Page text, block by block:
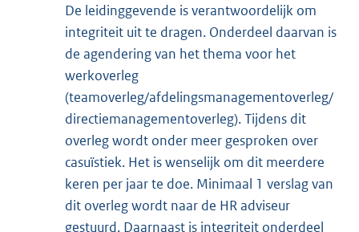
De leidinggevende is verantwoordelijk om
integriteit uit te dragen. Onderdeel daarvan is
de agendering van het thema voor het
werkoverleg
(teamoverleg/afdelingsmanagementoverleg/
directiemanagementoverleg). Tijdens dit
overleg wordt onder meer gesproken over
casuïstiek. Het is wenselijk om dit meerdere
keren per jaar te doe. Minimaal 1 verslag van
dit overleg wordt naar de HR adviseur
gestuurd. Daarnaast is integriteit onderdeel